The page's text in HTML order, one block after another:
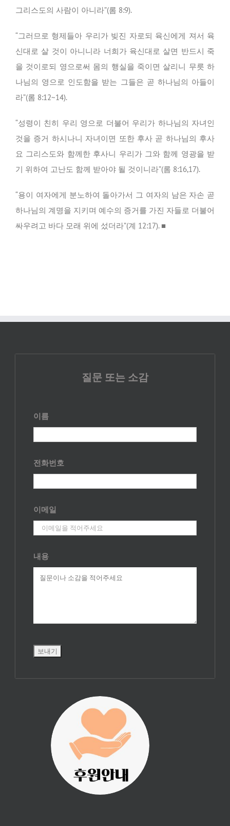
그리스도의 사람이 아니라”(롬 8:9).
“그러므로 형제들아 우리가 빚진 자로되 육신에게 져서 육
신대로 살 것이 아니니라 너희가 육신대로 살면 반드시 죽
을 것이로되 영으로써 몸의 행실을 죽이면 살리니 무릇 하
나님의 영으로 인도함을 받는 그들은 곧 하나님의 아들이
라”(롬 8:12~14).
“성령이 친히 우리 영으로 더불어 우리가 하나님의 자녀인
것을 증거 하시나니 자녀이면 또한 후사 곧 하나님의 후사
요 그리스도와 함께한 후사니 우리가 그와 함께 영광을 받
기 위하여 고난도 함께 받아야 될 것이니라”(롬 8:16,17).
“용이 여자에게 분노하여 돌아가서 그 여자의 남은 자손 곧
하나님의 계명을 지키며 예수의 증거를 가진 자들로 더불어
싸우려고 바다 모래 위에 섰더라”(계 12:17). ■
질문 또는 소감
이름
전화번호
이메일
내용
진리횃불 사역은
여러분의 후원으
로 이루어집니다.